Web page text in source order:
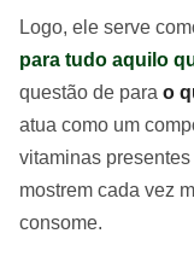
Logo, ele serve
para tudo aquilo
questão de para o
atua como um
vitaminas
mostrem cada vez
consome.